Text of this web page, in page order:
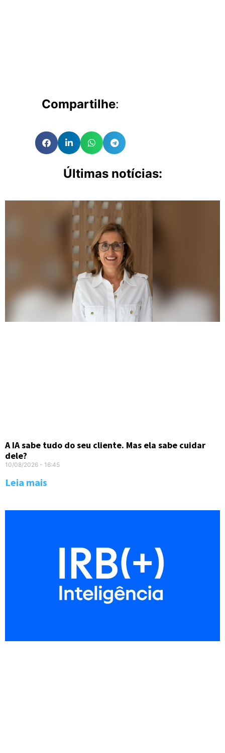
Compartilhe:
Últimas notícias:
A IA sabe tudo do seu cliente. Mas ela sabe cuidar
dele?
10/08/2026 16:45
Leia mais